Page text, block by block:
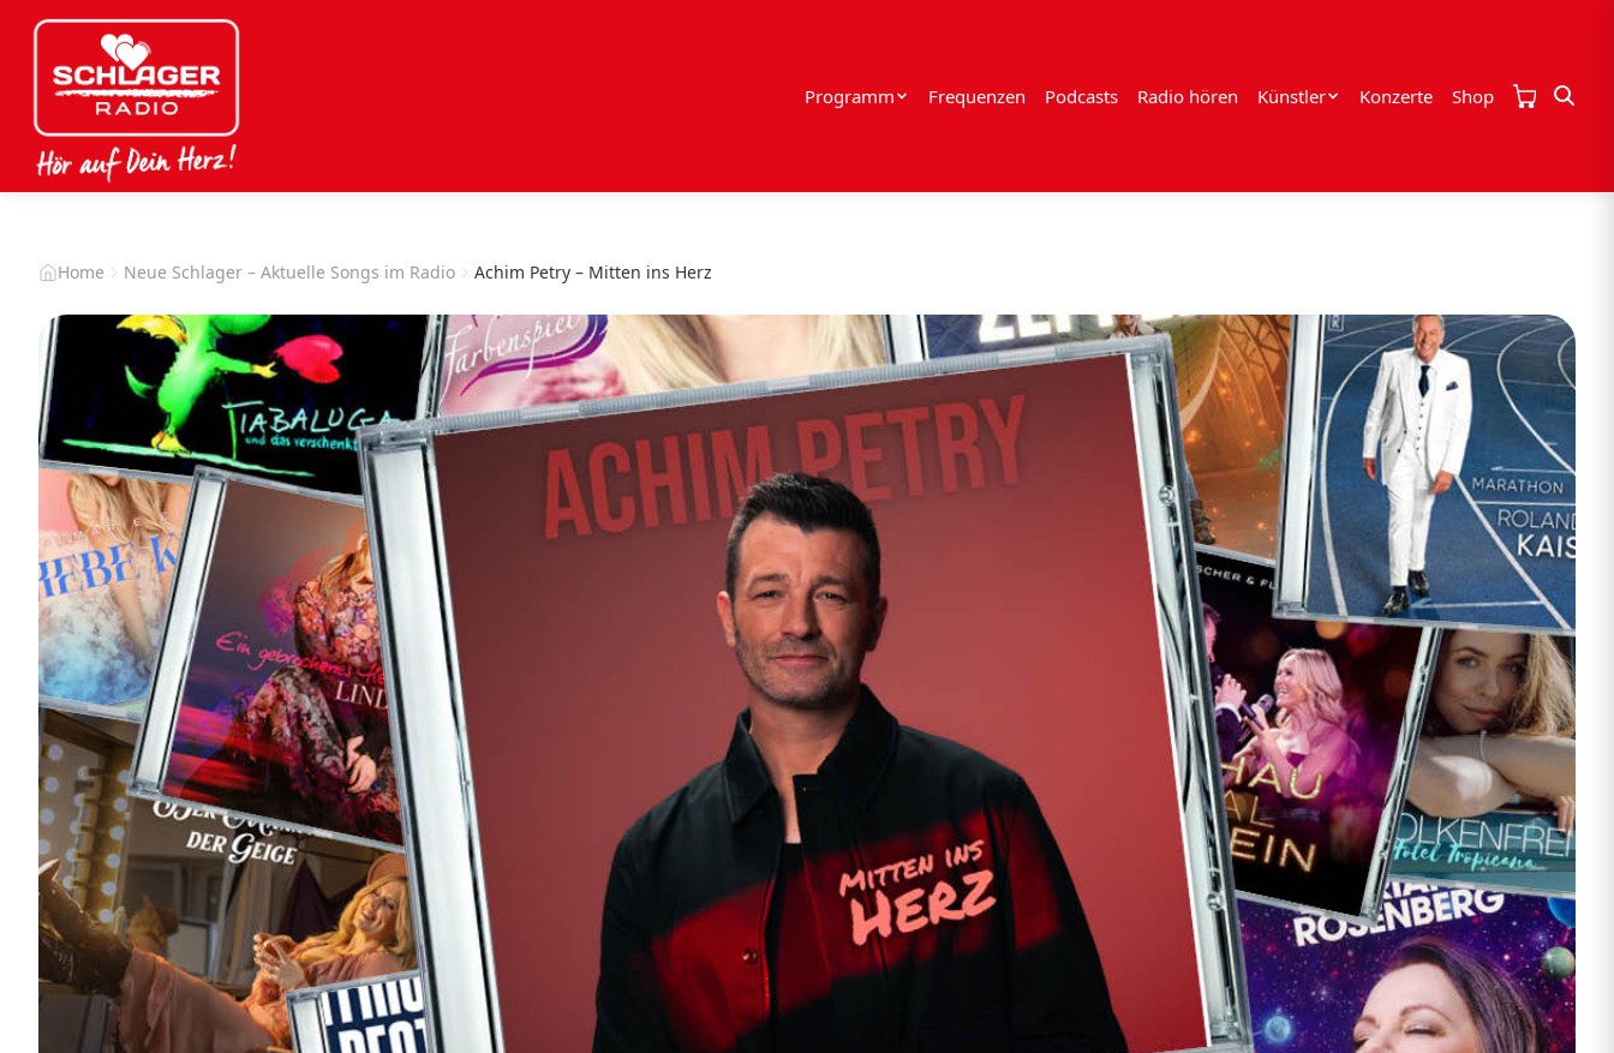
Programm Frequenzen Podcasts Radio hören Künstler Konzerte Shop
Home Neue Schlager – Aktuelle Songs im Radio Achim Petry – Mitten ins Herz